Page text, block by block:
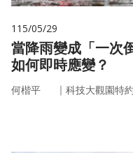
115/05/29
當降雨變成「一次
如何即時應變？
何楷平 ｜ 科技大觀園特